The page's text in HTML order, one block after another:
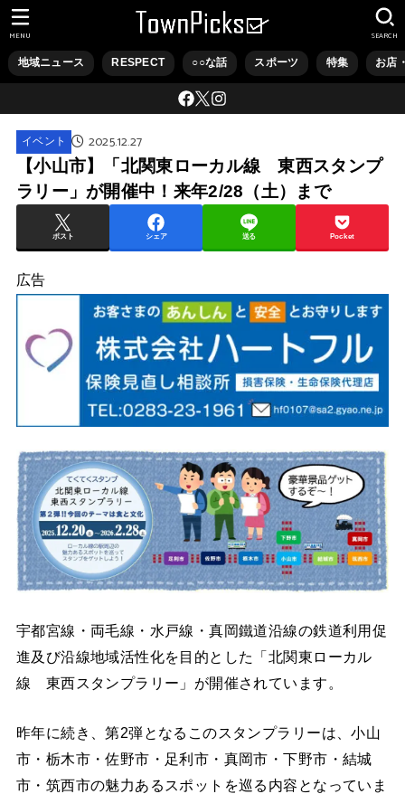
地域ニュース RESPECT ○○な話 スポーツ 特集 お店
SEARCH
MENU
イベント 2025.12.27
【小山市】「北関東ローカル線 東西スタンプ
ラリー」が開催中！来年2/28（土）まで
ポスト シェア 送る Pocket
広告
宇都宮線・両毛線・水戸線・真岡鐵道沿線の鉄道利用促
進及び沿線地域活性化を目的とした「北関東ローカル
線 東西スタンプラリー」が開催されています。
昨年に続き、第2弾となるこのスタンプラリーは、小山
市・栃木市・佐野市・足利市・真岡市・下野市・結城
市・筑西市の魅力あるスポットを巡る内容となっていま